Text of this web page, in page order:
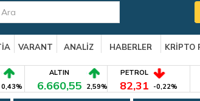
VARANT ANALİZ HABERLER KRİPTO
0,43%
ALTIN
6.660,55 2,59%
PETROL
82,31 -0,22%